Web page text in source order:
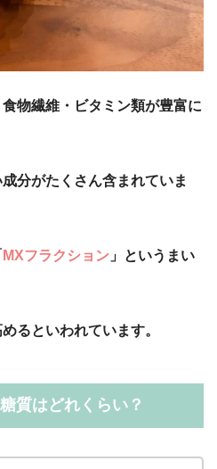
物繊維・ビタミン類が豊富に
分がたくさん含まれていま
MXフラクション 」というまい
るといわれています。
質はどれくらい？